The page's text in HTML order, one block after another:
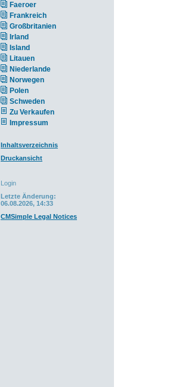
Faeroer
Frankreich
Großbritanien
Irland
Island
Litauen
Niederlande
Norwegen
Polen
Schweden
Zu Verkaufen
Impressum
Inhaltsverzeichnis
Druckansicht
Login
Letzte Änderung:
06.08.2026, 14:33
CMSimple Legal Notices